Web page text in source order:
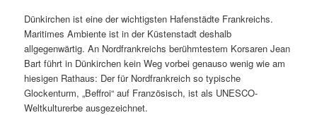
Dünkirchen ist eine der wichtigsten Hafenstädte Frankreichs.
Maritimes Ambiente ist in der Küstenstadt deshalb
allgegenwärtig. An Nordfrankreichs berühmtestem Korsaren Jean
Bart führt in Dünkirchen kein Weg vorbei genauso wenig wie am
hiesigen Rathaus: Der für Nordfrankreich so typische
Glockenturm, „Beffroi“ auf Französisch, ist als UNESCO-
Weltkulturerbe ausgezeichnet.